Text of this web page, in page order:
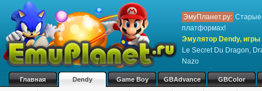
ЭмуПланет.ру: Старые
платформах!
Эмулятор Dendy,
Le Secret Du Dragon,
Nazo
Главная Dendy Game Boy GBAdvance GBColor